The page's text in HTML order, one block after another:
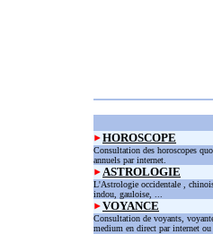
HOROSCOPE
Consultation des horoscopes
annuels par internet.
ASTROLOGIE
L'Astrologie occidentale ,
indou, gauloise, ...
VOYANCE
Consultation de voyants,
medium en direct par internet ou